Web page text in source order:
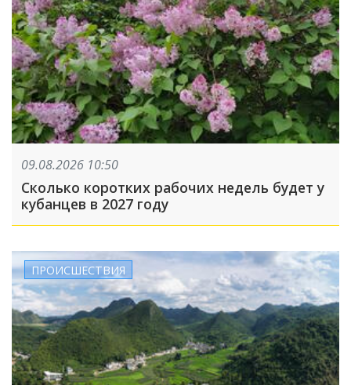
09.08.2026 10:50
Сколько коротких рабочих недель будет у
кубанцев в 2027 году
ПРОИСШЕСТВИЯ